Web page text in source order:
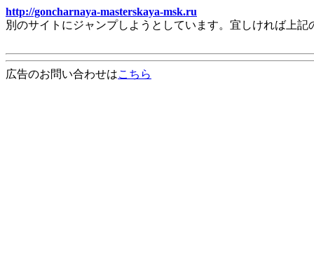
http://goncharnaya-masterskaya-msk.ru
別のサイトにジャンプしようとしています。宜しければ上
広告のお問い合わせはこちら